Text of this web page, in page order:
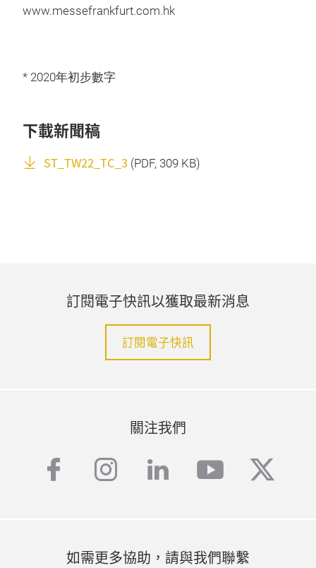
www.messefrankfurt.com.hk
* 2020年初步數字
下載新聞稿
ST_TW22_TC_3 (PDF, 309 KB)
訂閱電子快訊以獲取最新消息
訂閱電子快訊
關注我們
facebook
instagram
linkedinyoutube
如需更多協助，請與我們聯繫